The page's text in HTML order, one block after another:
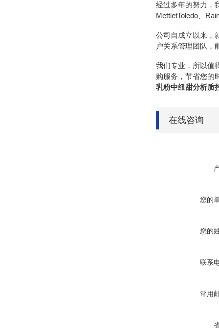
经过多年的努力，
MettletToledo、
公司自成立以来，
户关系管理团队，
我们专业，所以值
购服务，节省您的
乳粉中纽甜分析质
在线咨询
您的
您的
联系
常用